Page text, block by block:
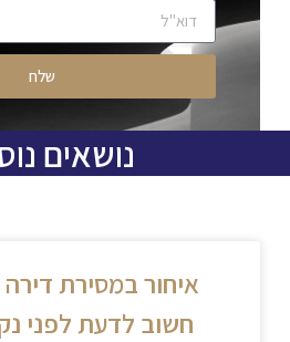
שלח
נושאים
איחור במסירת
חשוב לדעת לפני